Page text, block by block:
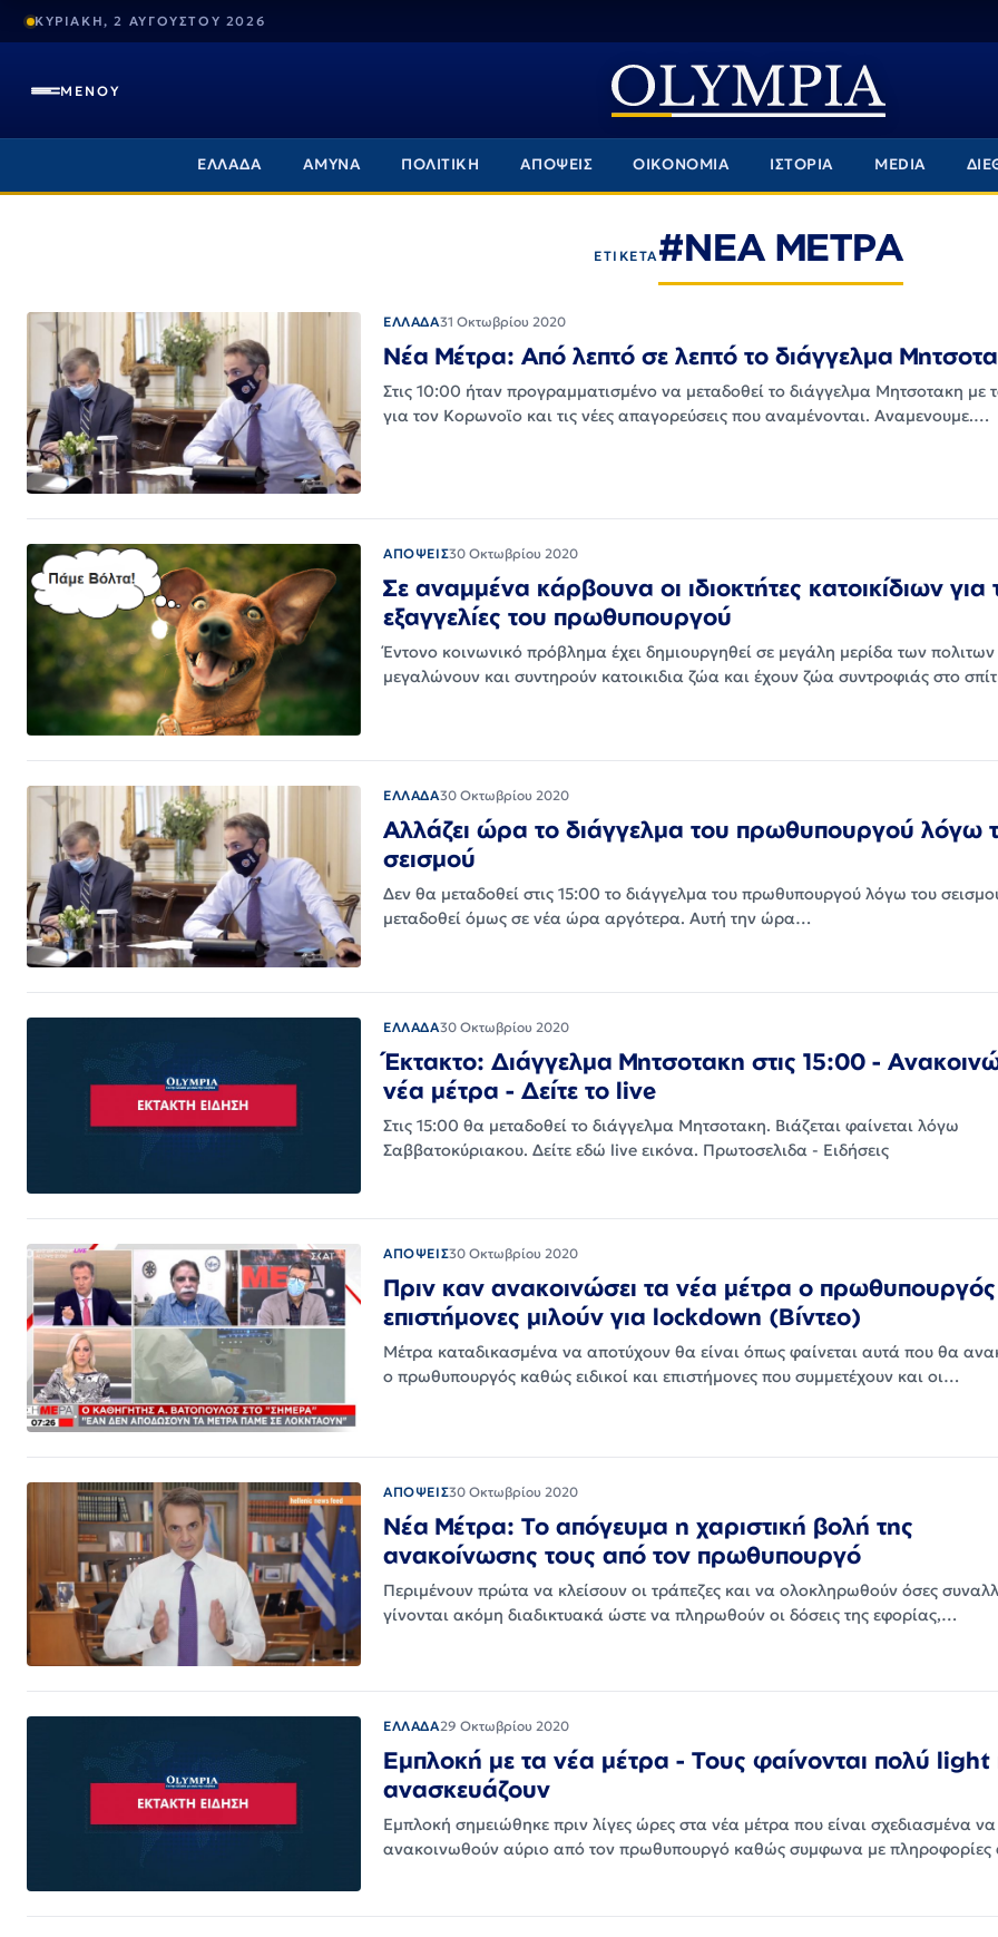
ΚΥΡΙΑΚΗ, 2 ΑΥΓΟΥΣΤΟΥ 2026
ΜΕΝΟΥ
ΕΛΛΑΔΑ ΑΜΥΝΑ ΠΟΛΙΤΙΚΗ ΑΠΟΨΕΙΣ ΟΙΚΟΝΟΜΙΑ ΙΣΤΟΡΙΑ MEDIA
ΕΤΙΚΕΤΑ#ΝΕΑ ΜΕΤΡΑ
ΕΛΛΑΔΑ31 Οκτωβρίου 2020
Νέα Μέτρα: Από λεπτό σε λεπτό το διάγγελμα
Στις 10:00 ήταν προγραμματισμένο να μεταδοθεί το διάγγελμα Μητσοτακη με
για τον Κορωνοϊο και τις νέες απαγορεύσεις που αναμένονται. Αναμενουμε.…
ΑΠΟΨΕΙΣ30 Οκτωβρίου 2020
Σε αναμμένα κάρβουνα οι ιδιοκτήτες κατοικίδιων για
εξαγγελίες του πρωθυπουργού
Έντονο κοινωνικό πρόβλημα έχει δημιουργηθεί σε μεγάλη μερίδα των
μεγαλώνουν και συντηρούν κατοικιδια ζώα και έχουν ζώα συντροφιάς στο
ΕΛΛΑΔΑ30 Οκτωβρίου 2020
Αλλάζει ώρα το διάγγελμα του πρωθυπουργού λόγω
σεισμού
Δεν θα μεταδοθεί στις 15:00 το διάγγελμα του πρωθυπουργού λόγω του
μεταδοθεί όμως σε νέα ώρα αργότερα. Αυτή την ώρα…
ΕΛΛΑΔΑ30 Οκτωβρίου 2020
Έκτακτο: Διάγγελμα Μητσοτακη στις 15:00 -
νέα μέτρα - Δείτε το live
Στις 15:00 θα μεταδοθεί το διάγγελμα Μητσοτακη. Βιάζεται φαίνεται λόγω
Σαββατοκύριακου. Δείτε εδώ live εικόνα. Πρωτοσελιδα - Ειδήσεις
ΑΠΟΨΕΙΣ30 Οκτωβρίου 2020
Πριν καν ανακοινώσει τα νέα μέτρα ο πρωθυπουργός
επιστήμονες μιλούν για lockdown (Βίντεο)
Μέτρα καταδικασμένα να αποτύχουν θα είναι όπως φαίνεται αυτά που θα
ο πρωθυπουργός καθώς ειδικοί και επιστήμονες που συμμετέχουν και οι…
ΑΠΟΨΕΙΣ30 Οκτωβρίου 2020
Νέα Μέτρα: Το απόγευμα η χαριστική βολή της
ανακοίνωσης τους από τον πρωθυπουργό
Περιμένουν πρώτα να κλείσουν οι τράπεζες και να ολοκληρωθούν όσες
γίνονται ακόμη διαδικτυακά ώστε να πληρωθούν οι δόσεις της εφορίας,…
ΕΛΛΑΔΑ29 Οκτωβρίου 2020
Εμπλοκή με τα νέα μέτρα - Τους φαίνονται πολύ light
ανασκευάζουν
Εμπλοκή σημειώθηκε πριν λίγες ώρες στα νέα μέτρα που είναι σχεδιασμένα να
ανακοινωθούν αύριο από τον πρωθυπουργό καθώς συμφωνα με